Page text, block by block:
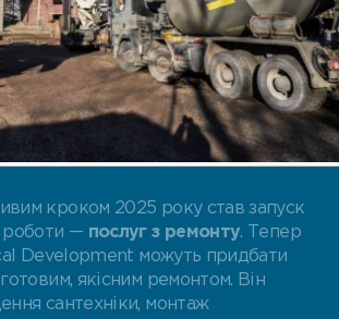
кроком 2025 року став запуск
роботи — послуг з ремонту. Тепер
Development можуть придбати
якісним ремонтом. Він
сантехніки, монтаж